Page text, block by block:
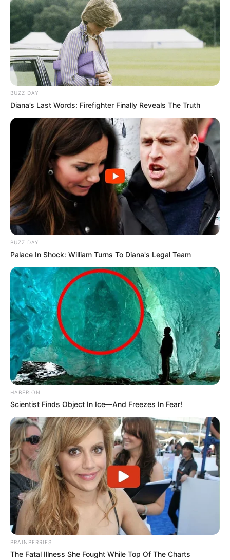
BUZZ DAY
Diana’s Last Words: Firefighter Finally Reveals The Truth
BUZZ DAY
Palace In Shock: William Turns To Diana's Legal Team
HABERION
Scientist Finds Object In Ice—And Freezes In Fear!
BRAINBERRIES
The Fatal Illness She Fought While Top Of The Charts